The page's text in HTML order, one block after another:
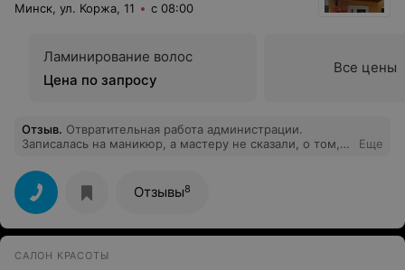
Минск, ул. Коржа, 11 с 08:00
Ламинирование волос
Цена по запросу
Все цены
Отзыв. Отвратительная работа администрации.
Записалась на маникюр, а мастеру не сказали, о том,
парикмахерской не было, и быстро она приехать не
может и заменить некем. В результате осталась без
маникюра, на который очень рассчитывала. Очень
неприятно такое отношение, совершенно не ценят
время и планы клиентов.
Еще
Отзывы8
САЛОН КРАСОТЫ